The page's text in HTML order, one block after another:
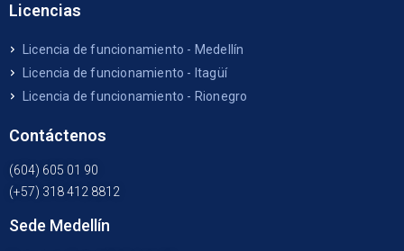
Licencias
Licencia de funcionamiento - Medellín
Licencia de funcionamiento - Itagüí
Licencia de funcionamiento - Rionegro
Contáctenos
(604) 605 01 90
(+57) 318 412 8812
Sede Medellín